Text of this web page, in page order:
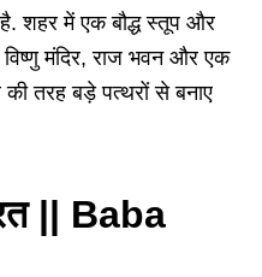
शहर में एक बौद्ध स्तूप और
मंदिर, राज भवन और एक
की तरह बड़े पत्थरों से बनाए
|| Baba